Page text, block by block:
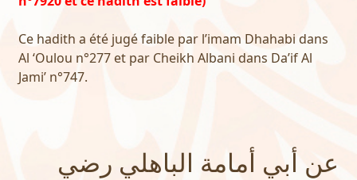
Ce hadith a été jugé faible par l’imam Dhahabi dans
Al ‘Oulou n°277 et par Cheikh Albani dans Da’if Al
Jami’ n°747.
عن أبي أمامة الباهلي رضي